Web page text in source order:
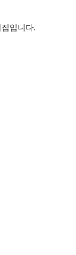
입니다.